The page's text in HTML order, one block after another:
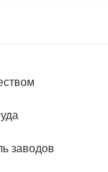
заводов